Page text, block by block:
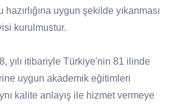
uygun şekilde yıkanması
kurulmustur.
yılı itibariyle Türkiye'nin 81 ilinde
uygun akademik eğitimleri
kalite anlayış ile hizmet vermeye